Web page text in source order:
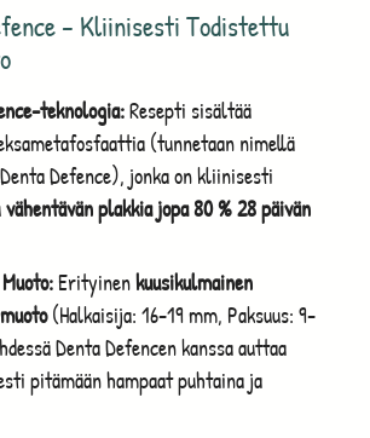
– Kliinisesti Todistettu
teknologia:Resepti sisältää
(tunnetaan nimellä
Defence), jonka on kliinisesti
vähentävän plakkia jopa 80 % 28 päivän
Erityinenkuusikulmainen
(Halkaisija: 16-19 mm, Paksuus: 9-
Denta Defencen kanssa auttaa
pitämään hampaat puhtaina ja